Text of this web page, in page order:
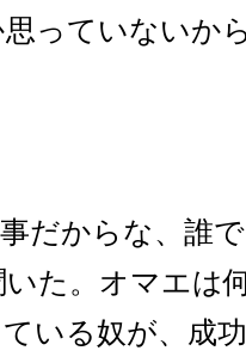
っていないか
事だからな、誰
た。オマエは
いる奴が、成